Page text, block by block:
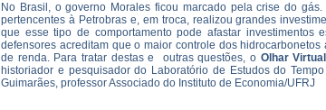
No Brasil, o governo Morales ficou marcado pela crise do
pertencentes à Petrobras e, em troca, realizou grandes
que esse tipo de comportamento pode afastar investimentos
defensores acreditam que o maior controle dos
de renda. Para tratar destas e outras questões, o Olhar Virtual
historiador e pesquisador do Laboratório de Estudos do
Guimarães, professor Associado do Instituto de Economia/UFRJ